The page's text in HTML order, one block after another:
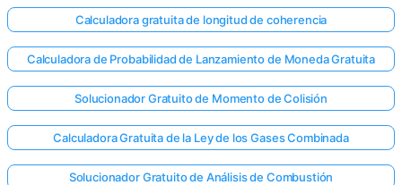
Calculadora gratuita de longitud de coherencia
Calculadora de Probabilidad de Lanzamiento de Moneda Gratuita
Solucionador Gratuito de Momento de Colisión
Calculadora Gratuita de la Ley de los Gases Combinada
Solucionador Gratuito de Análisis de Combustión